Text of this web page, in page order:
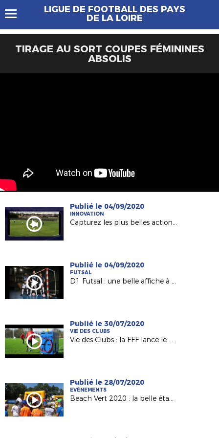
LIGUE DE FOOTBALL DES PAYS
DE LA LOIRE
TIRAGE AU SORT COUPES FÉMININES
ABSOLIS
Publié le 04/09/2020
INNOVATION
Capturez les plus belles actions avec l'application Rematch !
Publié le 04/09/2020
FUTSAL
D1 Futsal : une belle affiche à Nantes le 12 septembre
Publié le 30/07/2020
VIE DES CLUBS
Vie des Clubs : la FFF lance le Chariot Bleu
Publié le 28/07/2020
EVÉNEMENTS
Beach Vert 2020 : la belle étape de Luçon (85) !